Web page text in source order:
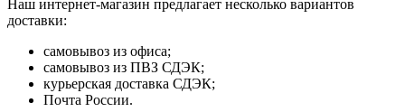
Наш интернет-магазин предлагает несколько вариантов
доставки:
самовывоз из офиса;
самовывоз из ПВЗ СДЭК;
курьерская доставка СДЭК;
Почта России.